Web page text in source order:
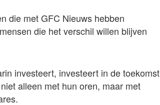
die met GFC Nieuws hebben
die het verschil willen blijven
investeert, investeert in de toekomst
alleen met hun oren, maar met